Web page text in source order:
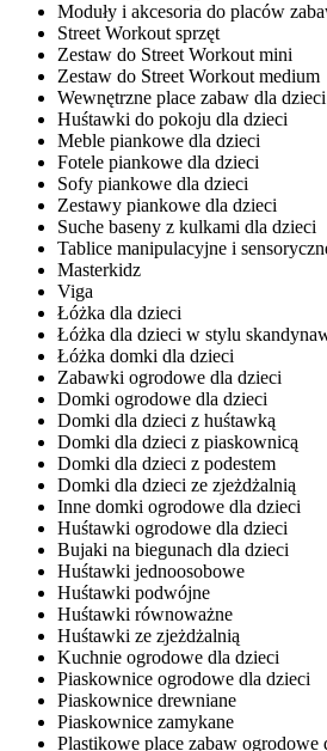
Moduły i akcesoria do placów
Street Workout sprzęt
Zestaw do Street Workout mini
Zestaw do Street Workout medium
Wewnętrzne place zabaw dla dzieci
Huśtawki do pokoju dla dzieci
Meble piankowe dla dzieci
Fotele piankowe dla dzieci
Sofy piankowe dla dzieci
Zestawy piankowe dla dzieci
Suche baseny z kulkami dla dzieci
Tablice manipulacyjne i
Masterkidz
Viga
Łóżka dla dzieci
Łóżka dla dzieci w stylu
Łóżka domki dla dzieci
Zabawki ogrodowe dla dzieci
Domki ogrodowe dla dzieci
Domki dla dzieci z huśtawką
Domki dla dzieci z piaskownicą
Domki dla dzieci z podestem
Domki dla dzieci ze zjeżdżalnią
Inne domki ogrodowe dla dzieci
Huśtawki ogrodowe dla dzieci
Bujaki na biegunach dla dzieci
Huśtawki jednoosobowe
Huśtawki podwójne
Huśtawki równoważne
Huśtawki ze zjeżdżalnią
Kuchnie ogrodowe dla dzieci
Piaskownice ogrodowe dla dzieci
Piaskownice drewniane
Piaskownice zamykane
Plastikowe place zabaw ogrodowe